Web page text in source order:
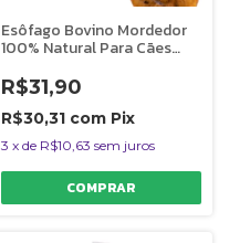
Esôfago Bovino Mordedor
100% Natural Para Cães
R$31,90
R$30,31 com Pix
3 x de R$10,63 sem juros